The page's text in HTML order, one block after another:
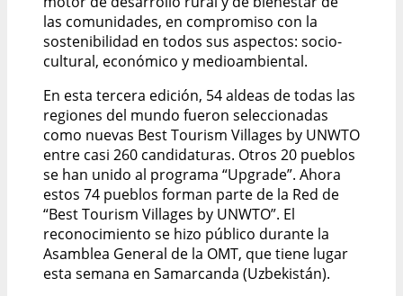
las comunidades, en compromiso con la
sostenibilidad en todos sus aspectos: socio-
cultural, económico y medioambiental.
En esta tercera edición, 54 aldeas de todas las
regiones del mundo fueron seleccionadas
como nuevas Best Tourism Villages by UNWTO
entre casi 260 candidaturas. Otros 20 pueblos
se han unido al programa “Upgrade”. Ahora
estos 74 pueblos forman parte de la Red de
“Best Tourism Villages by UNWTO”. El
reconocimiento se hizo público durante la
Asamblea General de la OMT, que tiene lugar
esta semana en Samarcanda (Uzbekistán).